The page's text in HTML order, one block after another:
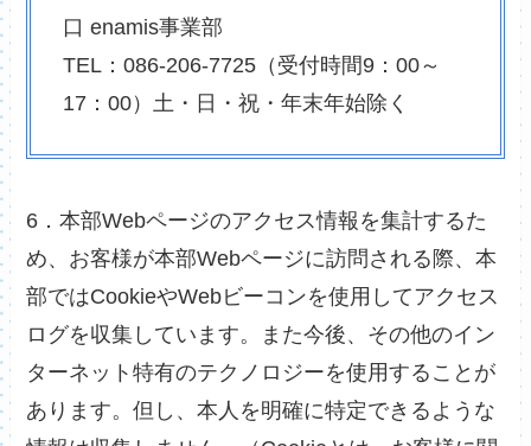
口 enamis事業部
TEL：086-206-7725（受付時間9：00～
17：00）土・日・祝・年末年始除く
6．本部Webページのアクセス情報を集計するた
め、お客様が本部Webページに訪問される際、本
部ではCookieやWebビーコンを使用してアクセス
ログを収集しています。また今後、その他のイン
ターネット特有のテクノロジーを使用することが
あります。但し、本人を明確に特定できるような